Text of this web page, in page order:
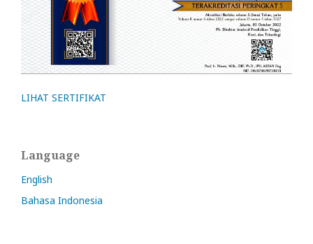
LIHAT SERTIFIKAT
Language
English
Bahasa Indonesia